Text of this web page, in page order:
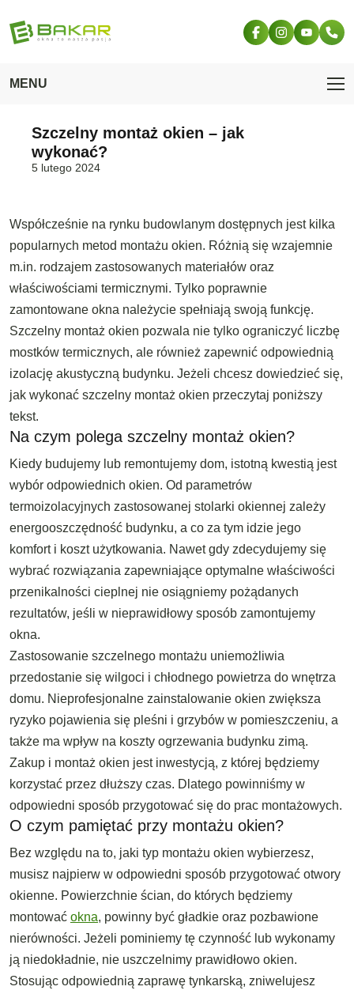
MENU
Strona
główna
Blog Szczelny montaż okien – jak
Szczelny montaż okien – jak
wykonać?
5 lutego 2024
Współcześnie na rynku budowlanym dostępnych jest kilka
popularnych metod montażu okien. Różnią się wzajemnie
m.in. rodzajem zastosowanych materiałów oraz
właściwościami termicznymi. Tylko poprawnie
zamontowane okna należycie spełniają swoją funkcję.
Szczelny montaż okien pozwala nie tylko ograniczyć liczbę
mostków termicznych, ale również zapewnić odpowiednią
izolację akustyczną budynku. Jeżeli chcesz dowiedzieć się,
jak wykonać szczelny montaż okien przeczytaj poniższy
tekst.
Na czym polega szczelny montaż okien?
Kiedy budujemy lub remontujemy dom, istotną kwestią jest
wybór odpowiednich okien. Od parametrów
termoizolacyjnych zastosowanej stolarki okiennej zależy
energooszczędność budynku, a co za tym idzie jego
komfort i koszt użytkowania. Nawet gdy zdecydujemy się
wybrać rozwiązania zapewniające optymalne właściwości
przenikalności cieplnej nie osiągniemy pożądanych
rezultatów, jeśli w nieprawidłowy sposób zamontujemy
okna.
Zastosowanie szczelnego montażu uniemożliwia
przedostanie się wilgoci i chłodnego powietrza do wnętrza
domu. Nieprofesjonalne zainstalowanie okien zwiększa
ryzyko pojawienia się pleśni i grzybów w pomieszczeniu, a
także ma wpływ na koszty ogrzewania budynku zimą.
Zakup i montaż okien jest inwestycją, z której będziemy
korzystać przez dłuższy czas. Dlatego powinniśmy w
odpowiedni sposób przygotować się do prac montażowych.
O czym pamiętać przy montażu okien?
Bez względu na to, jaki typ montażu okien wybierzesz,
musisz najpierw w odpowiedni sposób przygotować otwory
okienne. Powierzchnie ścian, do których będziemy
montować okna, powinny być gładkie oraz pozbawione
nierówności. Jeżeli pominiemy tę czynność lub wykonamy
ją niedokładnie, nie uszczelnimy prawidłowo okien.
Stosując odpowiednią zaprawę tynkarską, zniwelujesz